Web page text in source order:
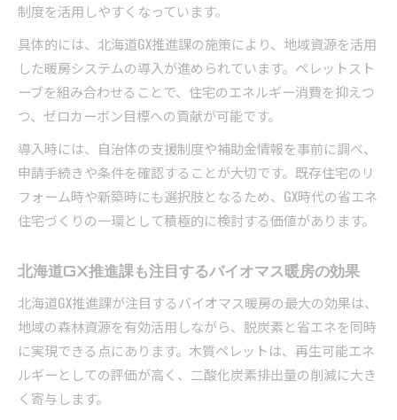
制度を活用しやすくなっています。
具体的には、北海道GX推進課の施策により、地域資源を活用
した暖房システムの導入が進められています。ペレットスト
ーブを組み合わせることで、住宅のエネルギー消費を抑えつ
つ、ゼロカーボン目標への貢献が可能です。
導入時には、自治体の支援制度や補助金情報を事前に調べ、
申請手続きや条件を確認することが大切です。既存住宅のリ
フォーム時や新築時にも選択肢となるため、GX時代の省エネ
住宅づくりの一環として積極的に検討する価値があります。
北海道GX推進課も注目するバイオマス暖房の効果
北海道GX推進課が注目するバイオマス暖房の最大の効果は、
地域の森林資源を有効活用しながら、脱炭素と省エネを同時
に実現できる点にあります。木質ペレットは、再生可能エネ
ルギーとしての評価が高く、二酸化炭素排出量の削減に大き
く寄与します。